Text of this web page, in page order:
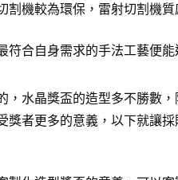
機較為環保，雷射切割機
合自身需求的手法工藝便
，水晶獎盃的造型多不勝數
者更多的意義，以下就讓